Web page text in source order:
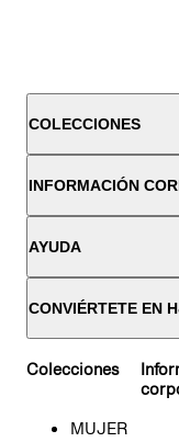
COLECCIONES
INFORMACIÓN
AYUDA
CONVIÉRTETE EN
Colecciones
MUJER